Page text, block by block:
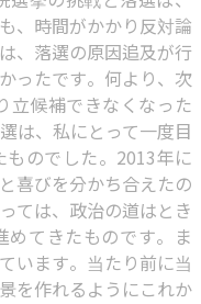
、時間がかかり反対論
、落選の原因追及が行
ったです。何より、次
立候補できなくなった
は、私にとって一度目
のでした。2013年に
喜びを分かち合えたの
ては、政治の道はとき
めてきたものです。ま
います。当たり前に当
を作れるようにこれか